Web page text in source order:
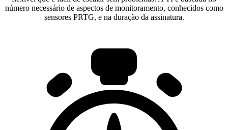
número necessário de aspectos de monitoramento, conhecidos como
sensores PRTG, e na duração da assinatura.